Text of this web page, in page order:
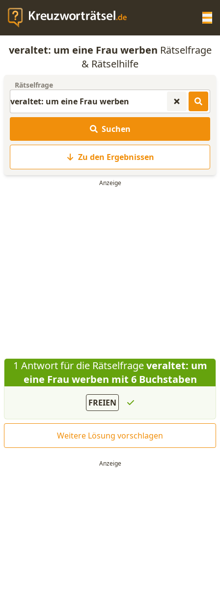
KREUZWORTRÄTSEL-HILFE
ANAGRAMM-GENERATOR
WORTLISTE
veraltet: um eine Frau werben Rätselfrage
& Rätselhilfe
Rätselfrage
Suchen
Zu den Ergebnissen
1 Antwort für die Rätselfrageveraltet: um
eine Frau werben mit 6 Buchstaben
FREIEN
Weitere Lösung vorschlagen